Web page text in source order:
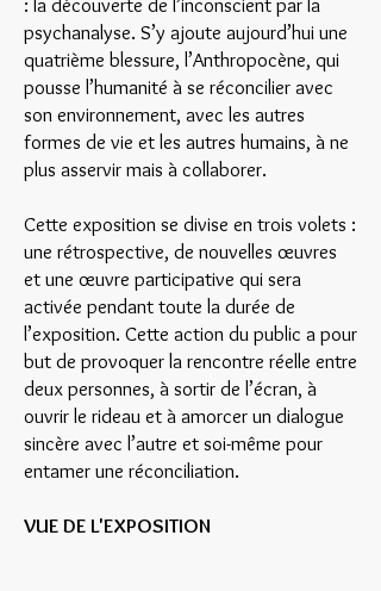
: la découverte de l’inconscient par la
psychanalyse. S’y ajoute aujourd’hui une
quatrième blessure, l’Anthropocène, qui
pousse l’humanité à se réconcilier avec
son environnement, avec les autres
formes de vie et les autres humains, à ne
plus asservir mais à collaborer.
Cette exposition se divise en trois volets :
une rétrospective, de nouvelles œuvres
et une œuvre participative qui sera
activée pendant toute la durée de
l’exposition. Cette action du public a pour
but de provoquer la rencontre réelle entre
deux personnes, à sortir de l’écran, à
ouvrir le rideau et à amorcer un dialogue
sincère avec l’autre et soi-même pour
entamer une réconciliation.
VUE DE L'EXPOSITION